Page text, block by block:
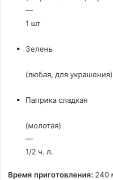
—
1 шт
Зелень
(любая, для украшения)
Паприка сладкая
(молотая)
—
1/2 ч. л.
Время приготовления: 240